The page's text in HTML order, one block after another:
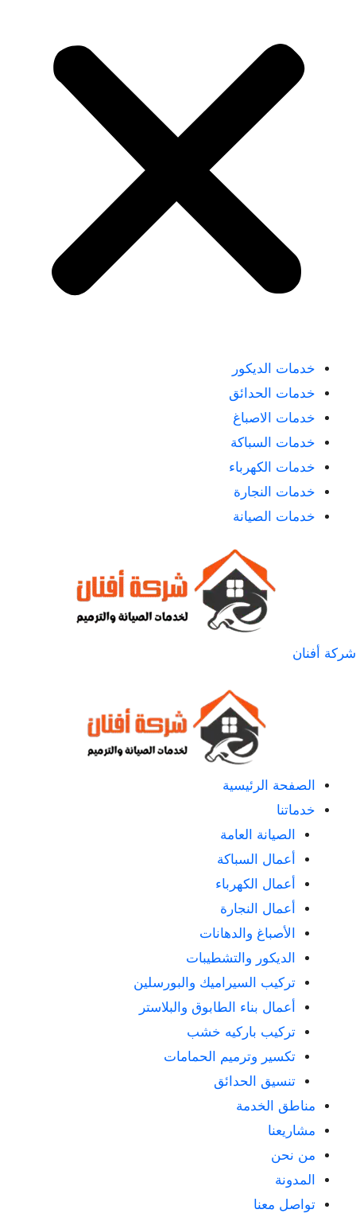
خدمات الديكور
خدمات الحدائق
خدمات الاصباغ
خدمات السباكة
خدمات الكهرباء
خدمات النجارة
خدمات الصيانة
شركة أفنان
الصفحة الرئيسية
خدماتنا
الصيانة العامة
أعمال السباكة
أعمال الكهرباء
أعمال النجارة
الأصباغ والدهانات
الديكور والتشطيبات
تركيب السيراميك والبورسلين
أعمال بناء الطابوق والبلاستر
تركيب باركيه خشب
تكسير وترميم الحمامات
تنسيق الحدائق
مناطق الخدمة
مشاريعنا
من نحن
المدونة
تواصل معنا